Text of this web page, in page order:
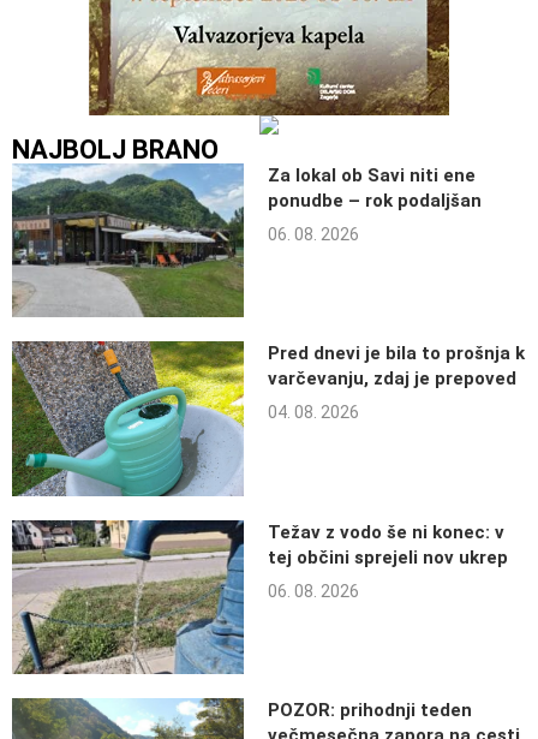
NAJBOLJ BRANO
Za lokal ob Savi niti ene
ponudbe – rok podaljšan
06. 08. 2026
Pred dnevi je bila to prošnja k
varčevanju, zdaj je prepoved
04. 08. 2026
Težav z vodo še ni konec: v
tej občini sprejeli nov ukrep
06. 08. 2026
POZOR: prihodnji teden